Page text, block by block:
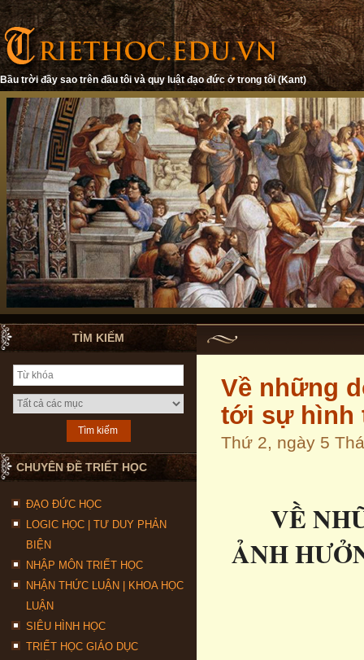
Bầu trời đầy sao trên đầu tôi và quy luật đạo đức ở trong tôi (Kant)
TÌM KIẾM
CHUYÊN ĐỀ TRIẾT HỌC
ĐẠO ĐỨC HỌC
LOGIC HỌC | TƯ DUY PHẢN
BIỆN
NHẬP MÔN TRIẾT HỌC
NHẬN THỨC LUẬN | KHOA HỌC
LUẬN
SIÊU HÌNH HỌC
TRIẾT HỌC GIÁO DỤC
Về những
tới sự hình
Thứ 2, ngày 5
VỀ
ẢNH